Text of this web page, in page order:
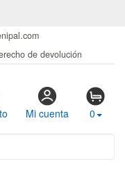
de devolución
Mi cuenta 0